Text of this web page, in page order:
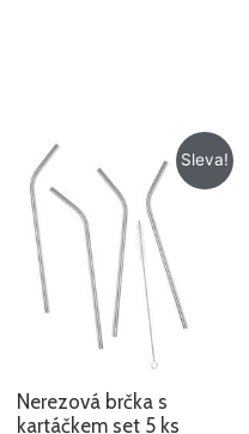
Sleva!
Nerezová brčka s
kartáčkem set 5 ks
cena
byla:
119 Kč.
Aktuální
cena
je:
79 Kč.